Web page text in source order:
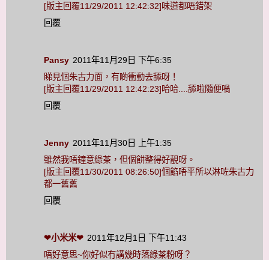
[版主回覆11/29/2011 12:42:32]味道都唔錯架
回覆
Pansy 2011年11月29日 下午6:35
睇見個朱古力面，有啲衝動去舔呀！
[版主回覆11/29/2011 12:42:23]哈哈....舔啦隨便喎
回覆
Jenny 2011年11月30日 上午1:35
雖然我唔鐘意綠茶，但個餅整得好靚呀。
[版主回覆11/30/2011 08:26:50]個餡唔平所以淋咗朱古力
都一舊舊
回覆
❤小米米❤ 2011年12月1日 下午11:43
唔好意思~你好似冇講幾時落綠茶粉呀？